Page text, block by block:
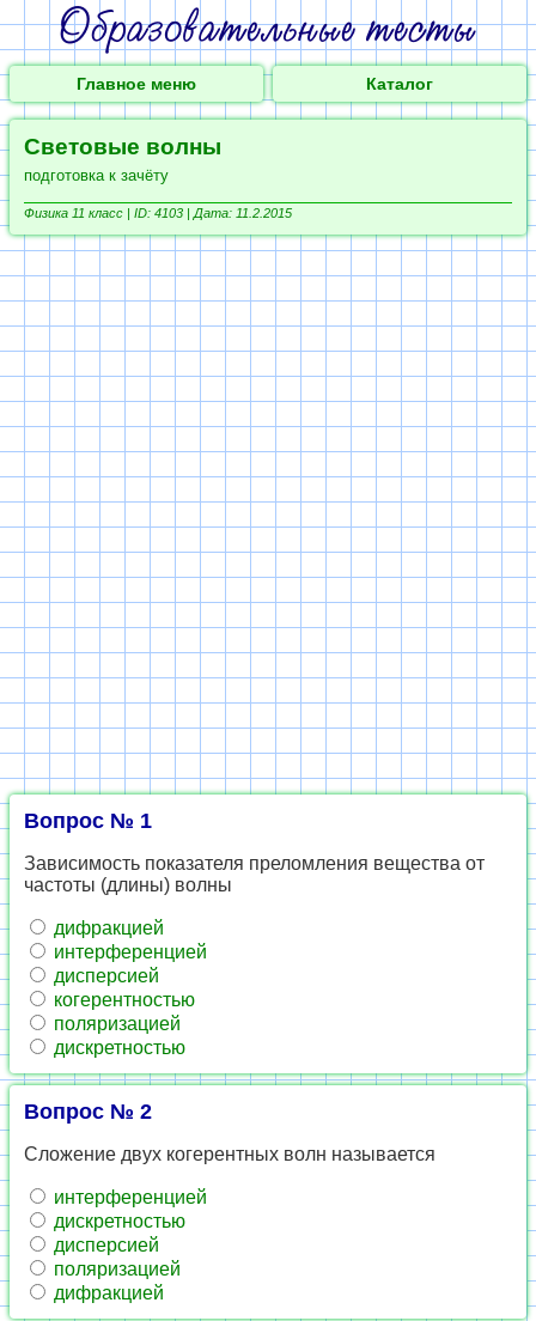
Главное меню Каталог
Световые волны
подготовка к зачёту
Физика 11 класс | ID: 4103 | Дата: 11.2.2015
Вопрос № 1
Зависимость показателя преломления вещества от
частоты (длины) волны
дифракцией
интерференцией
дисперсией
когерентностью
поляризацией
дискретностью
Вопрос № 2
Сложение двух когерентных волн называется
интерференцией
дискретностью
дисперсией
поляризацией
дифракцией